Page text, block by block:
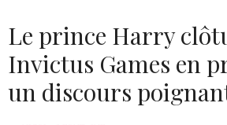
Le prince Harry
Invictus Games en
un discours